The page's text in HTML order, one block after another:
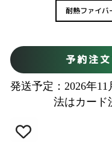
耐熱ファイ
予約注
発送予定：2026年
法はカード